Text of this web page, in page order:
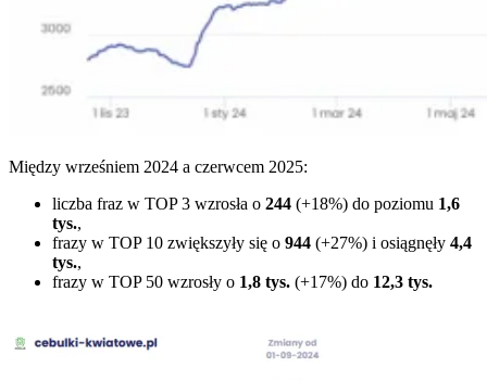
Między wrześniem 2024 a czerwcem 2025:
liczba fraz w TOP 3 wzrosła o 244 (+18%) do poziomu 1,6
tys.,
frazy w TOP 10 zwiększyły się o 944 (+27%) i osiągnęły 4,4
tys.,
frazy w TOP 50 wzrosły o 1,8 tys. (+17%) do 12,3 tys.